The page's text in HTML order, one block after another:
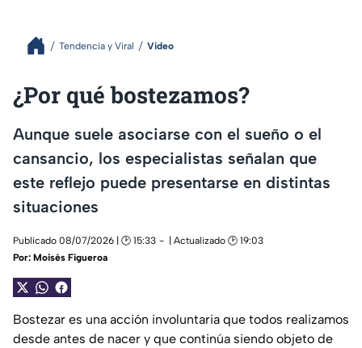
Tendencia y Viral Video
¿Por qué bostezamos?
Aunque suele asociarse con el sueño o el
cansancio, los especialistas señalan que
este reflejo puede presentarse en distintas
situaciones
Publicado 08/07/2026 | 🕑 15:33
| Actualizado 🕑 19:03
Por: Moisés Figueroa
Bostezar es una acción involuntaria que todos realizamos
desde antes de nacer y que continúa siendo objeto de